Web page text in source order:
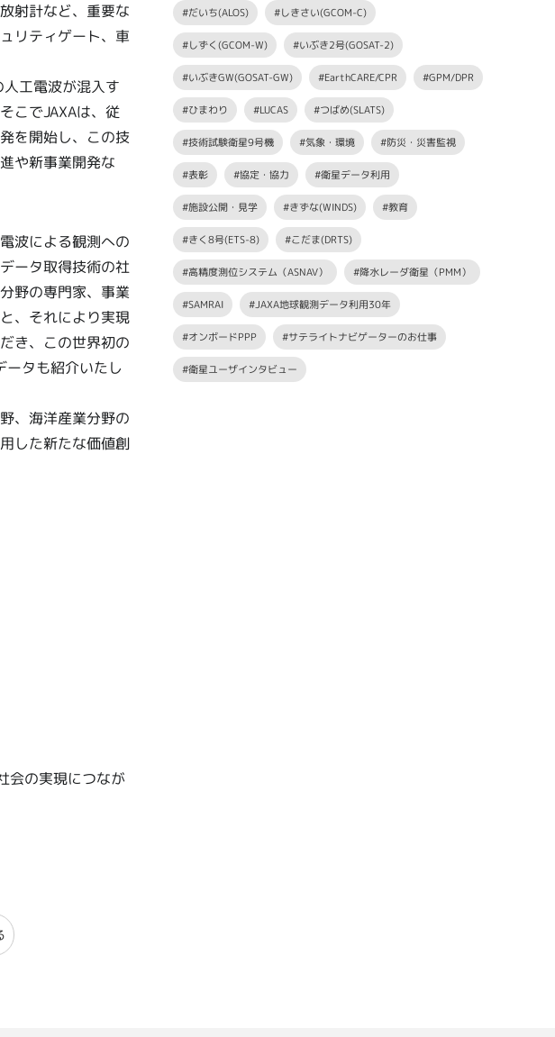
射計など、重要な
リティゲート、車
工電波が混入す
こでJAXAは、従
を開始し、この技
や新事業開発な
波による観測への
ータ取得技術の社
野の専門家、事業
、それにより実現
き、この世界初の
タも紹介いたし
、海洋産業分野の
した新たな価値創
会の実現につなが
#だいち(ALOS) #しきさい(GCOM-C)
#しずく(GCOM-W) #いぶき2号(GOSAT-2)
#いぶきGW(GOSAT-GW) #EarthCARE/CPR #GPM/DPR
#ひまわり #LUCAS #つばめ(SLATS)
#技術試験衛星9号機 #気象・環境 #防災・災害監視
#表彰 #協定・協力 #衛星データ利用
#施設公開・見学 #きずな(WINDS) #教育
#きく8号(ETS-8) #こだま(DRTS)
#高精度測位システム（ASNAV） #降水レーダ衛星（PMM）
#SAMRAI #JAXA地球観測データ利用30年
#オンボードPPP #サテライトナビゲーターのお仕事
#衛星ユーザインタビュー